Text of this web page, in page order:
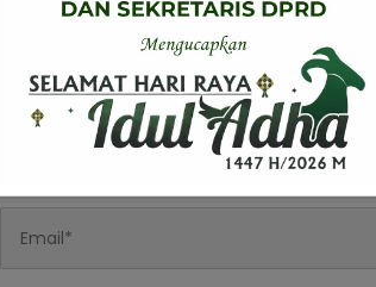
yang wajib ditandai*